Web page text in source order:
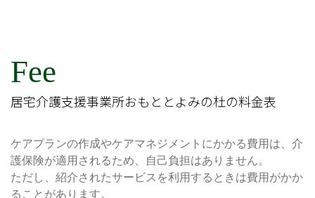
Fee
居宅介護支援事業所おもととよみの杜の料金表
ケアプランの作成やケアマネジメントにかかる費用は、介
護保険が適用されるため、自己負担はありません。
ただし、紹介されたサービスを利用するときは費用がかか
ることがあります。